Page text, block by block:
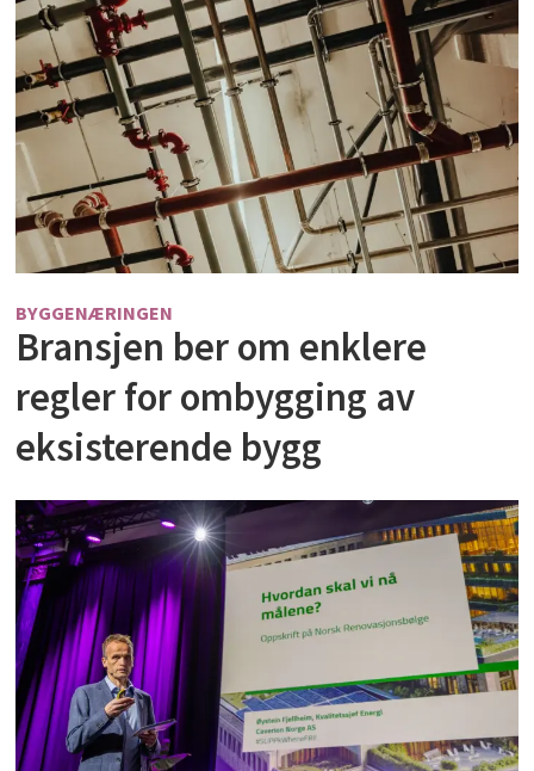
BYGGENÆRINGEN
Bransjen ber om enklere
regler for ombygging av
eksisterende bygg